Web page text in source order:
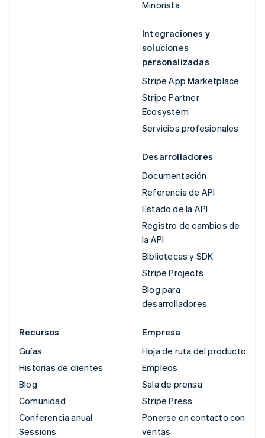
Minorista
Integraciones y
soluciones
personalizadas
Stripe App Marketplace
Stripe Partner
Ecosystem
Servicios profesionales
Desarrolladores
Documentación
Referencia de API
Estado de la API
Registro de cambios de
la API
Bibliotecas y SDK
Stripe Projects
Blog para
desarrolladores
Recursos
Guías
Historias de clientes
Blog
Comunidad
Conferencia anual
Sessions
Empresa
Hoja de ruta del producto
Empleos
Sala de prensa
Stripe Press
Ponerse en contacto con
ventas